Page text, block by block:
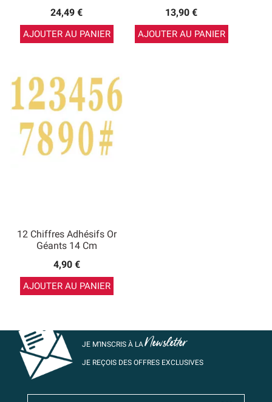
24,49 €
AJOUTER AU PANIER
13,90 €
AJOUTER AU PANIER
12 Chiffres Adhésifs Or
Géants 14 Cm
4,90 €
AJOUTER AU PANIER
JE M’INSCRIS À LANewsletter
JE REÇOIS DES OFFRES EXCLUSIVES